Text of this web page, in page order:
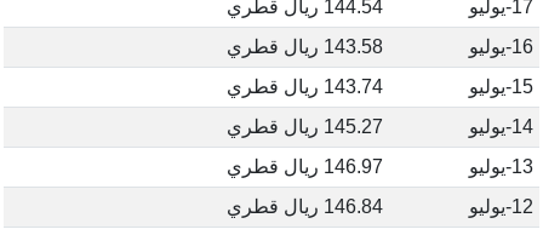
17-يوليو
144.54 ريال قطري
16-يوليو
143.58 ريال قطري
15-يوليو
143.74 ريال قطري
14-يوليو
145.27 ريال قطري
13-يوليو
146.97 ريال قطري
12-يوليو
146.84 ريال قطري